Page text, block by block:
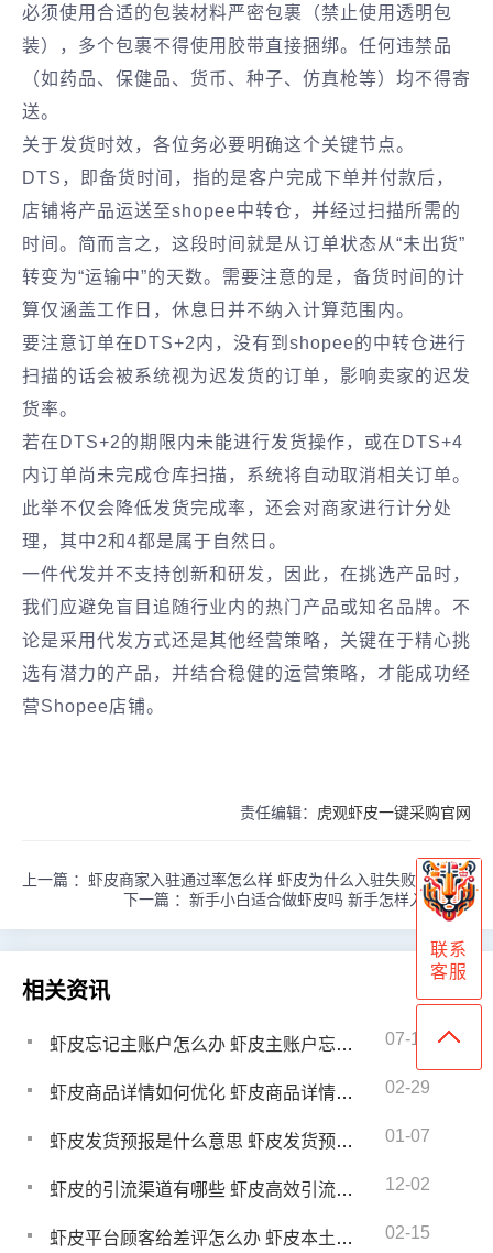
必须使用合适的包装材料严密包裹（禁止使用透明包
装），多个包裹不得使用胶带直接捆绑。任何违禁品
（如药品、保健品、货币、种子、仿真枪等）均不得寄
送。
关于发货时效，各位务必要明确这个关键节点。
DTS，即备货时间，指的是客户完成下单并付款后，
店铺将产品运送至shopee中转仓，并经过扫描所需的
时间。简而言之，这段时间就是从订单状态从“未出货”
转变为“运输中”的天数。需要注意的是，备货时间的计
算仅涵盖工作日，休息日并不纳入计算范围内。
要注意订单在DTS+2内，没有到shopee的中转仓进行
扫描的话会被系统视为迟发货的订单，影响卖家的迟发
货率。
若在DTS+2的期限内未能进行发货操作，或在DTS+4
内订单尚未完成仓库扫描，系统将自动取消相关订单。
此举不仅会降低发货完成率，还会对商家进行计分处
理，其中2和4都是属于自然日。
一件代发并不支持创新和研发，因此，在挑选产品时，
我们应避免盲目追随行业内的热门产品或知名品牌。不
论是采用代发方式还是其他经营策略，关键在于精心挑
选有潜力的产品，并结合稳健的运营策略，才能成功经
营Shopee店铺。
责任编辑： 虎观虾皮一键采购官网
上一篇 ： 虾皮商家入驻通过率怎么样 虾皮为什么入驻失败
下一篇 ： 新手小白适合做虾皮吗 新手怎样入驻虾皮
相关资讯
虾皮忘记主账户怎么办 虾皮主账户忘了怎么找回 07-10
虾皮商品详情如何优化 虾皮商品详情文字优化 02-29
虾皮发货预报是什么意思 虾皮发货预报怎么弄 01-07
虾皮的引流渠道有哪些 虾皮高效引流推广方案 12-02
虾皮平台顾客给差评怎么办 虾皮本土店恶意给差评怎么投诉 02-15
联系
客服